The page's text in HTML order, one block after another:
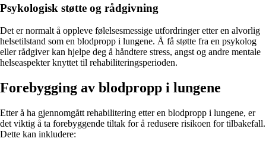
Psykologisk støtte og rådgivning
Det er normalt å oppleve følelsesmessige utfordringer etter en alvorlig
helsetilstand som en blodpropp i lungene. Å få støtte fra en psykolog
eller rådgiver kan hjelpe deg å håndtere stress, angst og andre mentale
helseaspekter knyttet til rehabiliteringsperioden.
Forebygging av blodpropp i lungene
Etter å ha gjennomgått rehabilitering etter en blodpropp i lungene, er
det viktig å ta forebyggende tiltak for å redusere risikoen for tilbakefall.
Dette kan inkludere: